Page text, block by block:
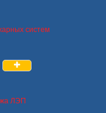
систем
ЛЭП